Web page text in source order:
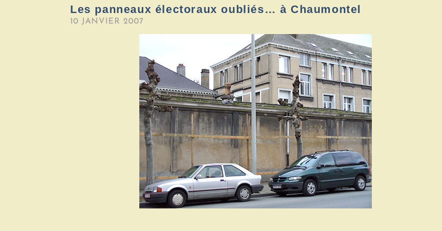
Les panneaux électoraux oubliés… à Chaumontel
10 JANVIER 2007